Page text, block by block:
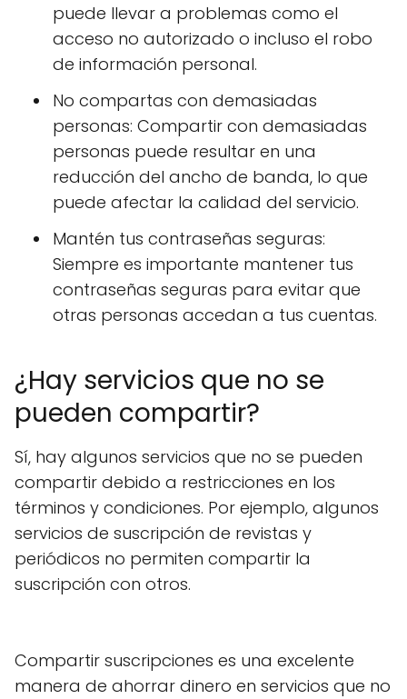
puede llevar a problemas como el
acceso no autorizado o incluso el robo
de información personal.
No compartas con demasiadas
personas: Compartir con demasiadas
personas puede resultar en una
reducción del ancho de banda, lo que
puede afectar la calidad del servicio.
Mantén tus contraseñas seguras:
Siempre es importante mantener tus
contraseñas seguras para evitar que
otras personas accedan a tus cuentas.
¿Hay servicios que no se
pueden compartir?
Sí, hay algunos servicios que no se pueden
compartir debido a restricciones en los
términos y condiciones. Por ejemplo, algunos
servicios de suscripción de revistas y
periódicos no permiten compartir la
suscripción con otros.
Compartir suscripciones es una excelente
manera de ahorrar dinero en servicios que no